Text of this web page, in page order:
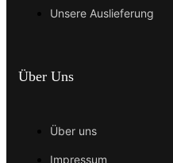
Unsere Auslieferung
Über Uns
Über uns
Impressum